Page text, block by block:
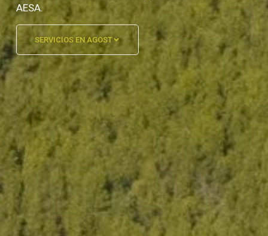
AESA.
SERVICIOS EN AGOST